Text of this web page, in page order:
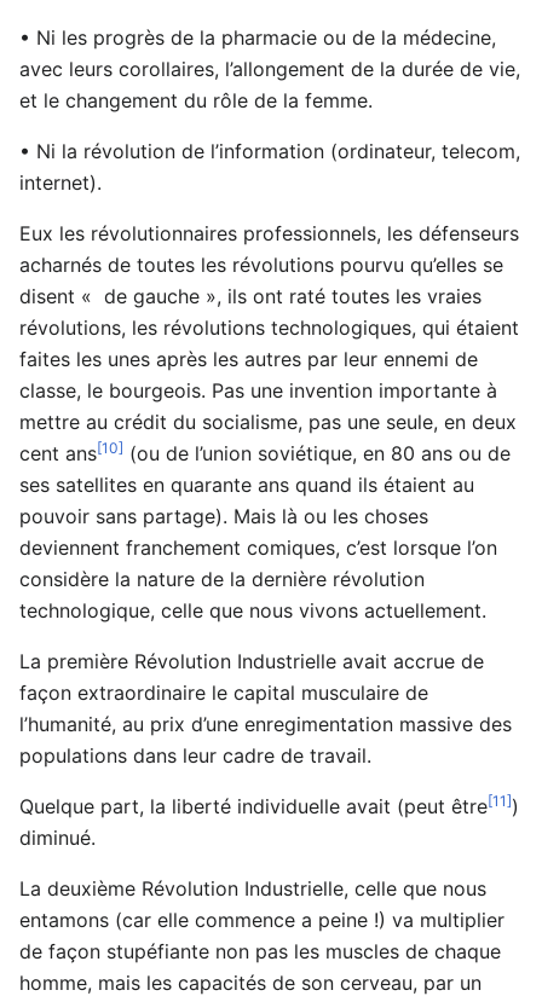
• Ni les progrès de la pharmacie ou de la médecine,
avec leurs corollaires, l’allongement de la durée de vie,
et le changement du rôle de la femme.
• Ni la révolution de l’information (ordinateur, telecom,
internet).
Eux les révolutionnaires professionnels, les défenseurs
acharnés de toutes les révolutions pourvu qu’elles se
disent « de gauche », ils ont raté toutes les vraies
révolutions, les révolutions technologiques, qui étaient
faites les unes après les autres par leur ennemi de
classe, le bourgeois. Pas une invention importante à
mettre au crédit du socialisme, pas une seule, en deux
cent ans[10] (ou de l’union soviétique, en 80 ans ou de
ses satellites en quarante ans quand ils étaient au
pouvoir sans partage). Mais là ou les choses
deviennent franchement comiques, c’est lorsque l’on
considère la nature de la dernière révolution
technologique, celle que nous vivons actuellement.
La première Révolution Industrielle avait accrue de
façon extraordinaire le capital musculaire de
l’humanité, au prix d’une enregimentation massive des
populations dans leur cadre de travail.
Quelque part, la liberté individuelle avait (peut être[11])
diminué.
La deuxième Révolution Industrielle, celle que nous
entamons (car elle commence a peine !) va multiplier
de façon stupéfiante non pas les muscles de chaque
homme, mais les capacités de son cerveau, par un